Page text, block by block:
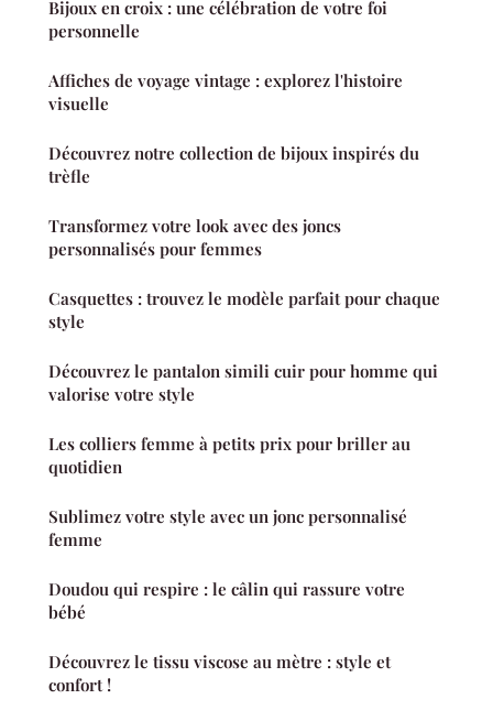
Bijoux en croix : une célébration de votre foi
personnelle
Affiches de voyage vintage : explorez l'histoire
visuelle
Découvrez notre collection de bijoux inspirés du
trèfle
Transformez votre look avec des joncs
personnalisés pour femmes
Casquettes : trouvez le modèle parfait pour chaque
style
Découvrez le pantalon simili cuir pour homme qui
valorise votre style
Les colliers femme à petits prix pour briller au
quotidien
Sublimez votre style avec un jonc personnalisé
femme
Doudou qui respire : le câlin qui rassure votre
bébé
Découvrez le tissu viscose au mètre : style et
confort !